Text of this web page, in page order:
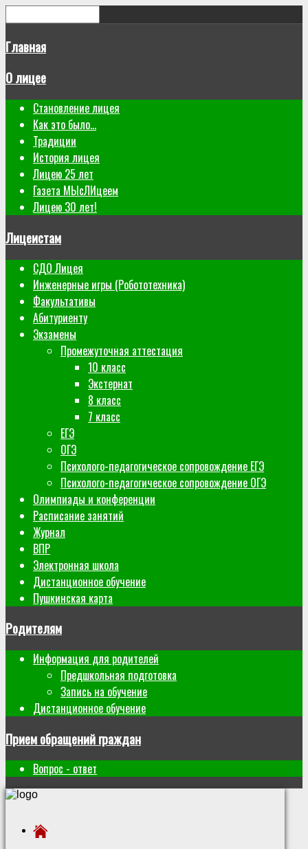
Главная
О лицее
Становление лицея
Как это было...
Традиции
История лицея
Лицею 25 лет
Газета МЫсЛИцеем
Лицею 30 лет!
Лицеистам
СДО Лицея
Инженерные игры (Робототехника)
Факультативы
Абитуриенту
Экзамены
Промежуточная аттестация
10 класс
Экстернат
8 класс
7 класс
ЕГЭ
ОГЭ
Психолого-педагогическое сопровождение ЕГЭ
Психолого-педагогическое сопровождение ОГЭ
Олимпиады и конференции
Расписание занятий
Журнал
ВПР
Электронная школа
Дистанционное обучение
Пушкинская карта
Родителям
Информация для родителей
Предшкольная подготовка
Запись на обучение
Дистанционное обучение
Прием обращений граждан
Вопрос - ответ